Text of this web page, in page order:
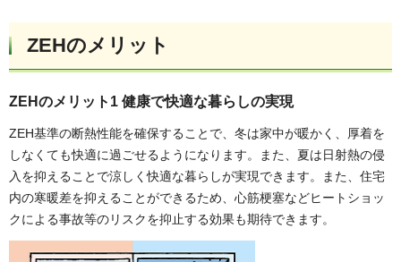
ZEHのメリット
ZEHのメリット1 健康で快適な暮らしの実現
ZEH基準の断熱性能を確保することで、冬は家中が暖かく、厚着を
しなくても快適に過ごせるようになります。また、夏は日射熱の侵
入を抑えることで涼しく快適な暮らしが実現できます。また、住宅
内の寒暖差を抑えることができるため、心筋梗塞などヒートショッ
クによる事故等のリスクを抑止する効果も期待できます。